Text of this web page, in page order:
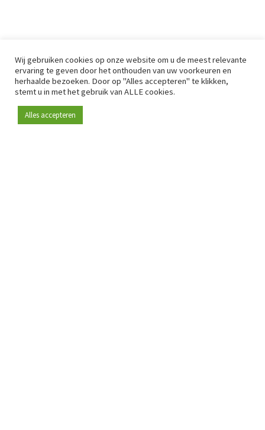
Wij gebruiken cookies op onze website om u de meest relevante
ervaring te geven door het onthouden van uw voorkeuren en
herhaalde bezoeken. Door op "Alles accepteren" te klikken,
stemt u in met het gebruik van ALLE cookies.
Alles accepteren